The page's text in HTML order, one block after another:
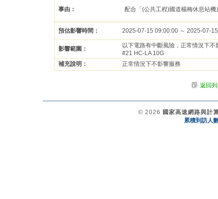
事由： 配合「(公共工程)國道楊梅休息站
預估影響時間： 2025-07-15 09:00:00 ～ 2025-07-
影響範圍：
以下電路有中斷風險，正常情況下不
#21 HC-LA 10G
補充說明：
正常情況下不影響服務
返回
© 2026 國家高速網路與計
累積到訪人